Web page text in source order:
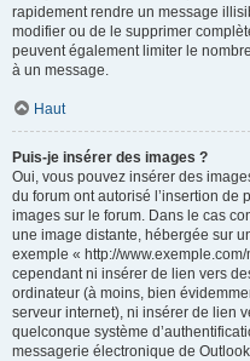
rapidement rendre un message
modifier ou de le supprimer
peuvent également limiter le
à un message.
Haut
Puis-je insérer des images ?
Oui, vous pouvez insérer des
du forum ont autorisé l’insertion de
images sur le forum. Dans le cas
une image distante, hébergée sur
exemple « http://
cependant ni insérer de lien vers
ordinateur (à moins, bien
serveur internet), ni insérer de lien
quelconque système
messagerie électronique de